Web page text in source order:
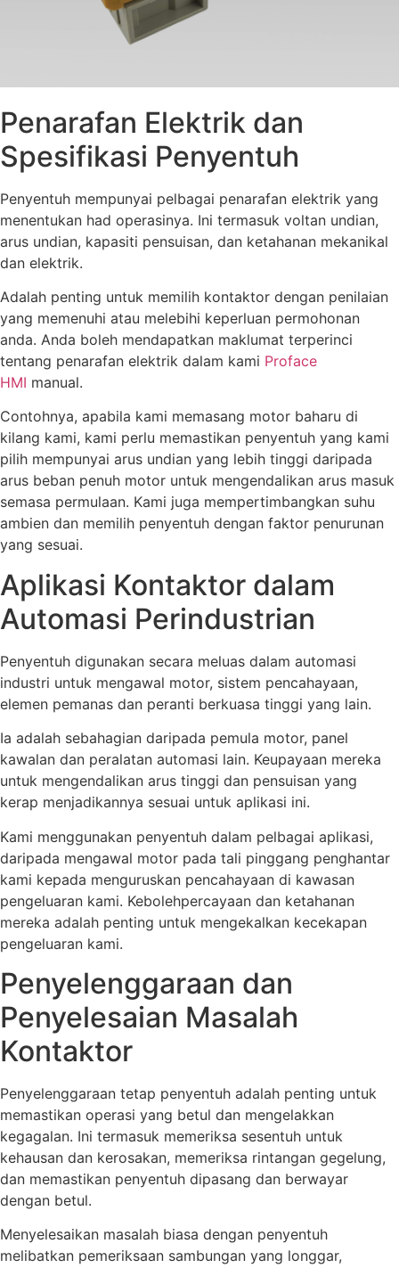
Penarafan Elektrik dan
Spesifikasi Penyentuh
Penyentuh mempunyai pelbagai penarafan elektrik yang
menentukan had operasinya. Ini termasuk voltan undian,
arus undian, kapasiti pensuisan, dan ketahanan mekanikal
dan elektrik.
Adalah penting untuk memilih kontaktor dengan penilaian
yang memenuhi atau melebihi keperluan permohonan
anda. Anda boleh mendapatkan maklumat terperinci
tentang penarafan elektrik dalam kami Proface
HMI manual.
Contohnya, apabila kami memasang motor baharu di
kilang kami, kami perlu memastikan penyentuh yang kami
pilih mempunyai arus undian yang lebih tinggi daripada
arus beban penuh motor untuk mengendalikan arus masuk
semasa permulaan. Kami juga mempertimbangkan suhu
ambien dan memilih penyentuh dengan faktor penurunan
yang sesuai.
Aplikasi Kontaktor dalam
Automasi Perindustrian
Penyentuh digunakan secara meluas dalam automasi
industri untuk mengawal motor, sistem pencahayaan,
elemen pemanas dan peranti berkuasa tinggi yang lain.
Ia adalah sebahagian daripada pemula motor, panel
kawalan dan peralatan automasi lain. Keupayaan mereka
untuk mengendalikan arus tinggi dan pensuisan yang
kerap menjadikannya sesuai untuk aplikasi ini.
Kami menggunakan penyentuh dalam pelbagai aplikasi,
daripada mengawal motor pada tali pinggang penghantar
kami kepada menguruskan pencahayaan di kawasan
pengeluaran kami. Kebolehpercayaan dan ketahanan
mereka adalah penting untuk mengekalkan kecekapan
pengeluaran kami.
Penyelenggaraan dan
Penyelesaian Masalah
Kontaktor
Penyelenggaraan tetap penyentuh adalah penting untuk
memastikan operasi yang betul dan mengelakkan
kegagalan. Ini termasuk memeriksa sesentuh untuk
kehausan dan kerosakan, memeriksa rintangan gegelung,
dan memastikan penyentuh dipasang dan berwayar
dengan betul.
Menyelesaikan masalah biasa dengan penyentuh
melibatkan pemeriksaan sambungan yang longgar,